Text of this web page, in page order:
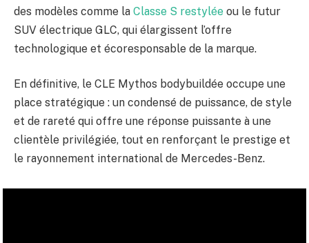
des modèles comme la Classe S restylée ou le futur
SUV électrique GLC, qui élargissent l’offre
technologique et écoresponsable de la marque.
En définitive, le CLE Mythos bodybuildée occupe une
place stratégique : un condensé de puissance, de style
et de rareté qui offre une réponse puissante à une
clientèle privilégiée, tout en renforçant le prestige et
le rayonnement international de Mercedes-Benz.